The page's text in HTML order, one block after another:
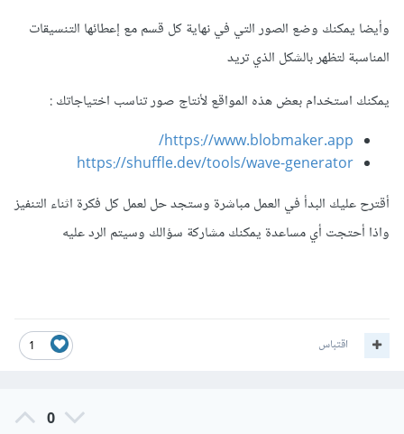
وأيضا يمكنك وضع الصور التي في نهاية كل قسم مع إعطائها التنسيقات
المناسبة لتظهر بالشكل الذي تريد
يمكنك استخدام بعض هذه المواقع لأنتاج صور تناسب اختياجاتك
https://www.blobmaker.app/
https://shuffle.dev/tools/wave-generator
أقترح عليك البدأ في العمل مباشرة وستجد حل لعمل كل فكرة اثناء التنفيز
واذا أحتجت أي مساعدة يمكنك مشاركة سؤالك وسيتم الرد عليه
1 اقتباس
0